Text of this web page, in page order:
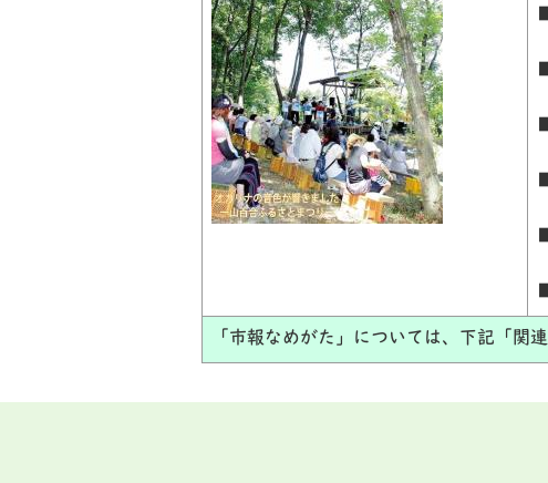
「市報なめがた」については、下記「関